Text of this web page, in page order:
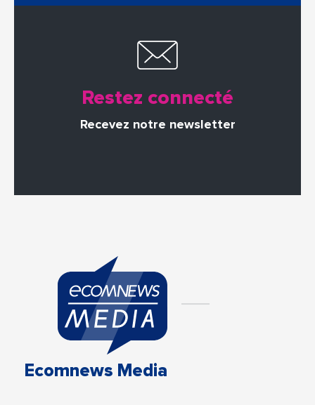
Restez connecté
Recevez notre newsletter
Ecomnews Media